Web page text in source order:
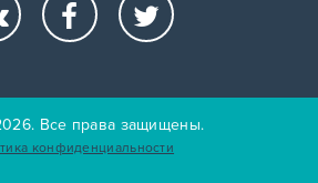
Все права защищены.
конфиденциальности